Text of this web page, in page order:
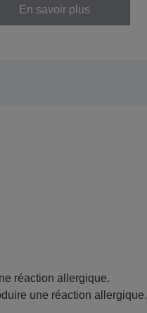
En savoir plus
réaction allergique.
une réaction allergique.